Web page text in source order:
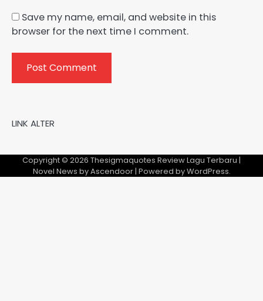
Save my name, email, and website in this
browser for the next time I comment.
LINK ALTER
Copyright © 2026 Thesigmaquotes Review Lagu Terbaru |
Novel News byAscendoor| Powered byWordPress.